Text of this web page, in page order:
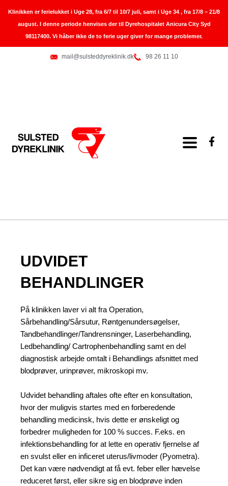
content
Klinikken er ferielukket i Uge 28, fra 6/7 til 10/7 juli, samt i Uge 34 , fra 17/8 – 21/8
august. I denne periode henvises der til Dyrehospitalet Anicura City Syd
98117400. Vi håber ikke de to ferie uger giver for mange problemer.
mail@sulsteddyreklinik.dk 98 26 11 10
F
a
-
UDVIDET
BEHANDLINGER
På klinikken laver vi alt fra Operation,
Sårbehandling/Sårsutur, Røntgenundersøgelser,
Tandbehandlinger/Tandrensninger, Laserbehandling,
Ledbehandling/ Cartrophenbehandling samt en del
diagnostisk arbejde omtalt i Behandlings afsnittet med
blodprøver, urinprøver, mikroskopi mv.
Udvidet behandling aftales ofte efter en konsultation,
hvor der muligvis startes med en forberedende
behandling medicinsk, hvis dette er ønskeligt og
forbedrer muligheden for 100 % succes. F.eks. en
infektionsbehandling for at lette en operativ fjernelse af
en svulst eller en inficeret uterus/livmoder (Pyometra).
Det kan være nødvendigt at få evt. feber eller hævelse
reduceret først, eller sikre sig en blodprøve inden